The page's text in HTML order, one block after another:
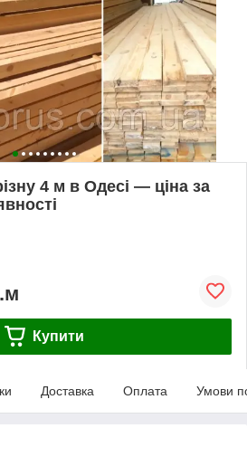
4 м в Одесі — ціна за
Купити
Доставка Оплата Умови